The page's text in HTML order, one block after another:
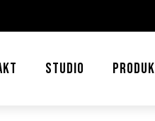
STUDIO